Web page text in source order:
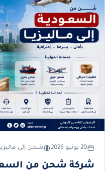
20 يونيو 2026 شحن إلى
شركة شحن من